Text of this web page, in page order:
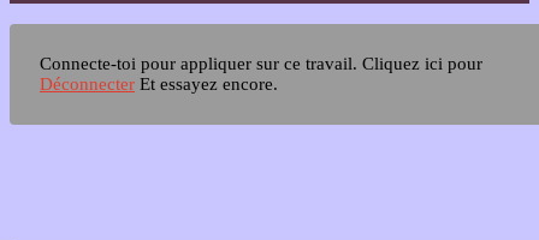
Connecte-toi pour appliquer sur ce travail. Cliquez ici pour
Déconnecter Et essayez encore.